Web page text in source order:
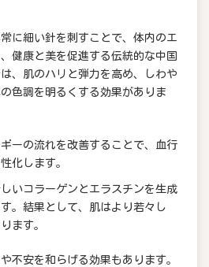
に細い針を刺すことで、体内のエ
健康と美を促進する伝統的な中国
、肌のハリと弾力を高め、しわや
色調を明るくする効果がありま
ーの流れを改善することで、血行
化します。
いコラーゲンとエラスチンを生成
。結果として、肌はより若々し
ます。
不安を和らげる効果もあります。